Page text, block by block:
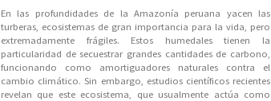
En las profundidades de la Amazonía peruana yacen las
turberas, ecosistemas de gran importancia para la vida, pero
extremadamente frágiles. Estos humedales tienen la
particularidad de secuestrar grandes cantidades de carbono,
funcionando como amortiguadores naturales contra el
cambio climático. Sin embargo, estudios científicos recientes
revelan que este ecosistema, que usualmente actúa como